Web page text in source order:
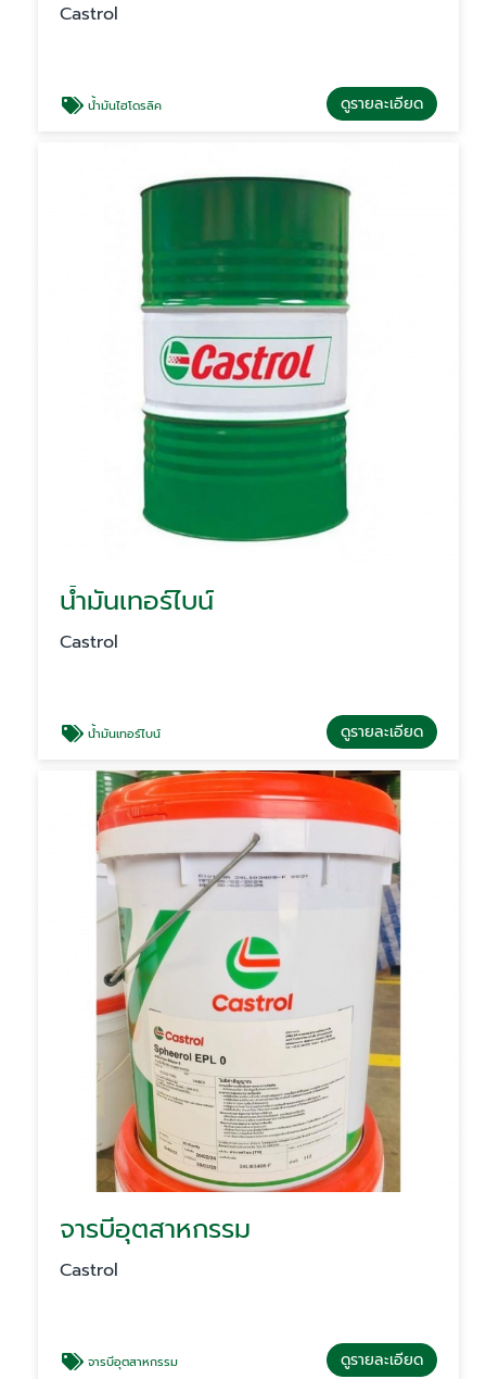
Castrol
น้ำมันไฮโดรลิค ดูรายละเอียด
น้ำมันเทอร์ไบน์
Castrol
น้ำมันเทอร์ไบน์ ดูรายละเอียด
จารบีอุตสาหกรรม
Castrol
จารบีอุตสาหกรรม ดูรายละเอียด